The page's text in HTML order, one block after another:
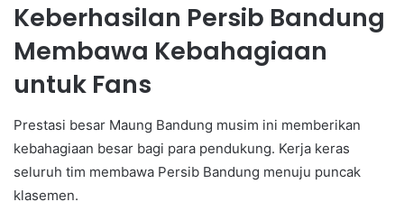
Keberhasilan Persib Bandung
Membawa Kebahagiaan
untuk Fans
Prestasi besar Maung Bandung musim ini memberikan
kebahagiaan besar bagi para pendukung. Kerja keras
seluruh tim membawa Persib Bandung menuju puncak
klasemen.